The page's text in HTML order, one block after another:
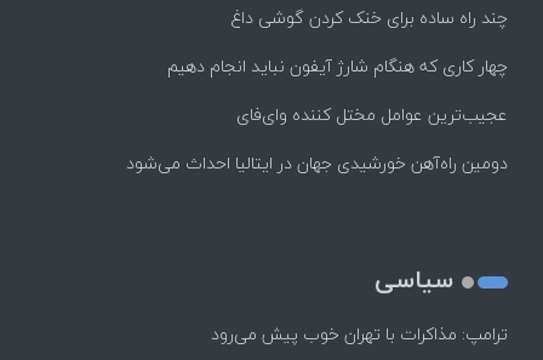
چند راه‌ ساده برای خنک کردن گوشی داغ
چهار کاری که هنگام شارژ آیفون نباید انجام دهیم
عجیب‌ترین عوامل مختل کننده وای‌فای
دومین راه‌آهن خورشیدی جهان در ایتالیا احداث می‌شود
سیاسی
ترامپ: مذاکرات با تهران خوب پیش می‌رود